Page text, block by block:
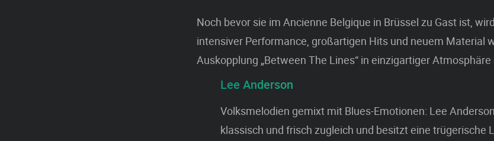
Noch bevor sie im Ancienne Belgique in Brüssel zu Gast ist,
intensiver Performance, großartigen Hits und neuem Material
Auskopplung „Between The Lines“ in einzigartiger
Lee Anderson
Volksmelodien gemixt mit Blues-Emotionen: Lee
klassisch und frisch zugleich und besitzt eine trügerische